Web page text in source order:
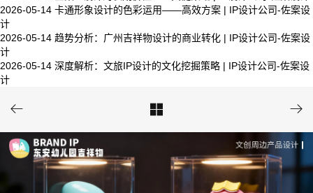
2026-05-14 卡通形象设计的色彩运用——高效方案 | IP设计公司-佐案设
计
2026-05-14 趋势分析：广州吉祥物设计的商业转化 | IP设计公司-佐案设
计
2026-05-14 深度解析：文旅IP设计的文化挖掘策略 | IP设计公司-佐案设
计
  